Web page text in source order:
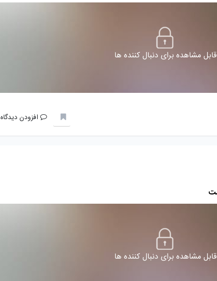
قابل مشاهده برای دنبال کننده ها
افزودن دیدگاه
قابل مشاهده برای دنبال کننده ها